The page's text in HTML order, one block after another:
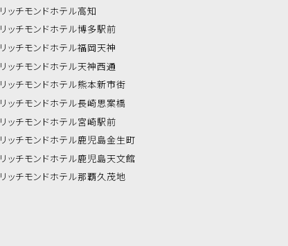
リッチモンドホテル高知
リッチモンドホテル博多駅前
リッチモンドホテル福岡天神
リッチモンドホテル天神西通
リッチモンドホテル熊本新市街
リッチモンドホテル長崎思案橋
リッチモンドホテル宮崎駅前
リッチモンドホテル鹿児島金生町
リッチモンドホテル鹿児島天文館
リッチモンドホテル那覇久茂地